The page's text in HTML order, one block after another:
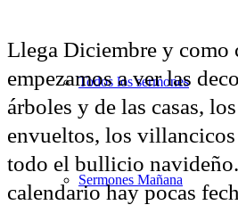
Todos los sermones
Sermones Mañana
Llega Diciembre y como
empezamos a ver las
árboles y de las casas,
envueltos, los
todo el bullicio
calendario hay pocas